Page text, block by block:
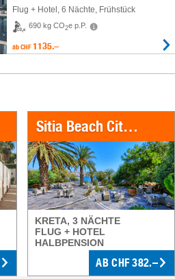
Flug + Hotel , 6 Nächte, Frühstück
690 kg CO2e p.P.
ab CHF 1135.–
Sitia Beach City Resort & Spa
KRETA, 3 NÄCHTE
FLUG + HOTEL
HALBPENSION
AB CHF 382.–